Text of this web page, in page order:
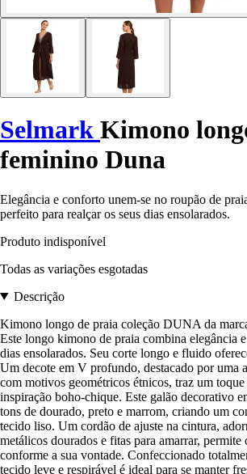
Selmark Kimono
feminino Duna
Elegância e conforto unem-se no roupão de
perfeito para realçar os seus dias ensolarados.
Produto indisponível
Todas as variações esgotadas
Descrição
Kimono longo de praia coleção DUNA da
Este longo kimono de praia combina elegância
dias ensolarados. Seu corte longo e fluido
Um decote em V profundo, destacado por uma
com motivos geométricos étnicos, traz um
inspiração boho-chique. Este galão decorativo
tons de dourado, preto e marrom, criando um
tecido liso. Um cordão de ajuste na cintura,
metálicos dourados e fitas para amarrar, permite
conforme a sua vontade. Confeccionado
tecido leve e respirável é ideal para se manter